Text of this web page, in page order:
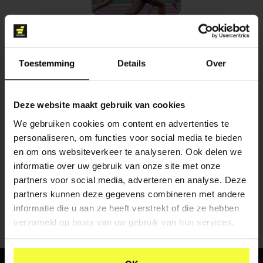
Toestemming Details Over
Deze website maakt gebruik van cookies
We gebruiken cookies om content en advertenties te
personaliseren, om functies voor social media te bieden
en om ons websiteverkeer te analyseren. Ook delen we
informatie over uw gebruik van onze site met onze
partners voor social media, adverteren en analyse. Deze
partners kunnen deze gegevens combineren met andere
informatie die u aan ze heeft verstrekt of die ze hebben
verzameld op basis van uw gebruik van hun services.
DIGITAL MARKETING
CONTENT CREATIE